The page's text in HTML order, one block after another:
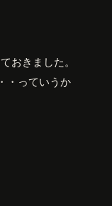
おきました。
・っていうか